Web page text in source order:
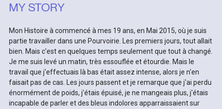
MY STORY
Mon Histoire à commencé à mes 19 ans, en Mai 2015, où je suis
partie travailler dans une Pourvoirie. Les premiers jours, tout allait
bien. Mais c'est en quelques temps seulement que tout à changé.
Je me suis levé un matin, très essouflée et étourdie. Mais le
travail que j'effectuais là bas était assez intense, alors je n'en
faisait pas de cas. Les jours passent et je remarque que j'ai perdu
énormément de poids, j'étais épuisé, je ne mangeais plus, j'étais
incapable de parler et des bleus indolores apparraissaient sur